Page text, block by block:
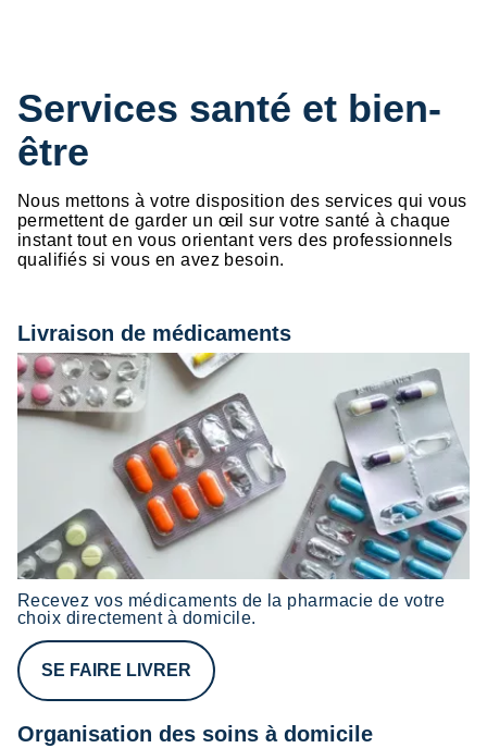
Services santé et bien-
être
Nous mettons à votre disposition des services qui vous
permettent de garder un œil sur votre santé à chaque
instant tout en vous orientant vers des professionnels
qualifiés si vous en avez besoin.
Livraison de médicaments
Recevez vos médicaments de la pharmacie de votre
choix directement à domicile.
SE FAIRE LIVRER
Organisation des soins à domicile